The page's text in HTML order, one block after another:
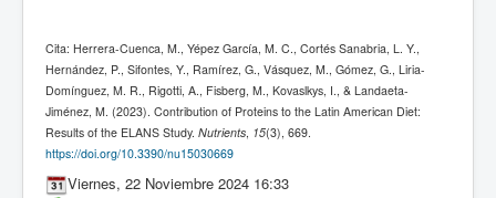
Cita: Herrera-Cuenca, M., Yépez García, M. C., Cortés Sanabria, L. Y.,
Hernández, P., Sifontes, Y., Ramírez, G., Vásquez, M., Gómez, G., Liria-
Domínguez, M. R., Rigotti, A., Fisberg, M., Kovaslkys, I., & Landaeta-
Jiménez, M. (2023). Contribution of Proteins to the Latin American Diet:
Results of the ELANS Study. Nutrients, 15(3), 669.
https://doi.org/10.3390/nu15030669
Viernes, 22 Noviembre 2024 16:33